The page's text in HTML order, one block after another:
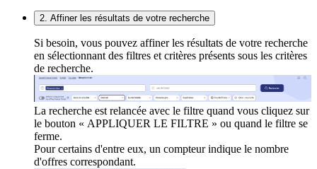
2. Affiner les résultats de votre recherche
Si besoin, vous pouvez affiner les résultats de votre recherche
en sélectionnant des filtres et critères présents sous les critères
de recherche.
La recherche est relancée avec le filtre quand vous cliquez sur
le bouton « APPLIQUER LE FILTRE » ou quand le filtre se
ferme.
Pour certains d'entre eux, un compteur indique le nombre
d'offres correspondant.